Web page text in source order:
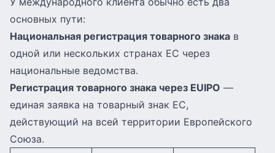
основных пути:
Национальная регистрация товарного знака в
одной или нескольких странах ЕС через
национальные ведомства.
Регистрация товарного знака через EUIPO —
единая заявка на товарный знак ЕС,
действующий на всей территории Европейского
Союза.